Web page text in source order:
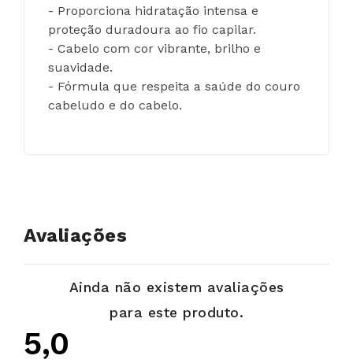
- Proporciona hidratação intensa e
proteção duradoura ao fio capilar.
- Cabelo com cor vibrante, brilho e
suavidade.
- Fórmula que respeita a saúde do couro
cabeludo e do cabelo.
Avaliações
Ainda não existem avaliações
para este produto.
5,0